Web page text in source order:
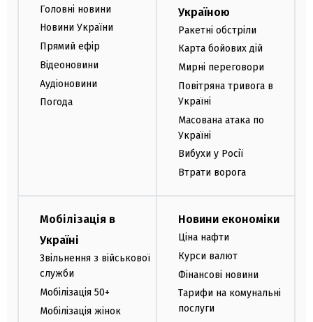
Головні новини
Новини України
Прямий ефір
Відеоновини
Аудіоновини
Погода
Україною
Ракетні обстріли
Карта бойових дій
Мирні переговори
Повітряна тривога в
Україні
Масована атака по
Україні
Вибухи у Росії
Втрати ворога
Мобілізація в
Україні
Звільнення з військової
служби
Мобілізація 50+
Мобілізація жінок
Новини економіки
Ціна нафти
Курси валют
Фінансові новини
Тарифи на комунальні
послуги